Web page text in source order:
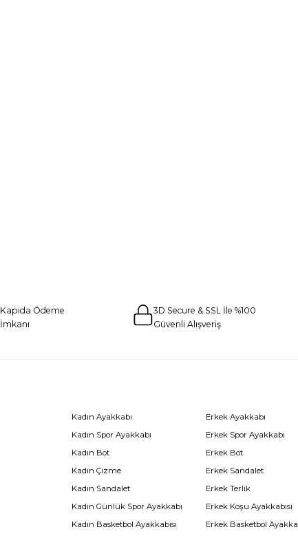
Kapıda Ödeme
İmkanı
3D Secure & SSL İle %100
Güvenli Alışveriş
Kadın Ayakkabı
Kadın Spor Ayakkabı
Kadın Bot
Kadın Çizme
Kadın Sandalet
Kadın Günlük Spor Ayakkabı
Kadın Basketbol Ayakkabısı
Erkek Ayakkabı
Erkek Spor Ayakkabı
Erkek Bot
Erkek Sandalet
Erkek Terlik
Erkek Koşu Ayakkabısı
Erkek Basketbol